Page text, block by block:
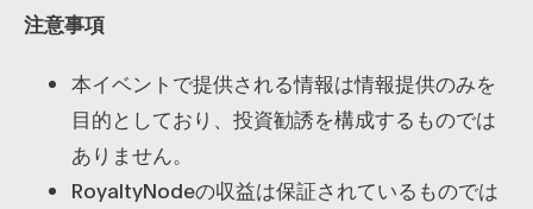
注意事項
​本イベントで提供される情報は情報提供のみを
目的としており、投資勧誘を構成するものでは
ありません。
​RoyaltyNodeの収益は保証されているものでは